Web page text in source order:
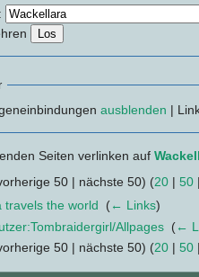
ausblenden |
Seiten verlinken auf
50 | nächste 50) (20 | 50
travels the world
(← Links)
Allpages (←
50 | nächste 50) (20 | 50